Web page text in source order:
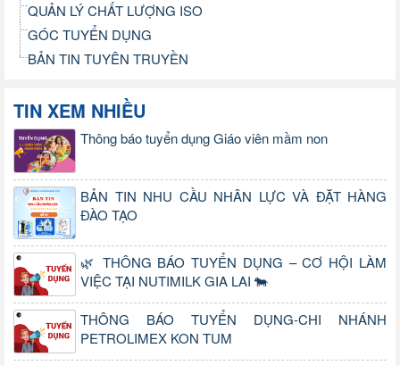
QUẢN LÝ CHẤT LƯỢNG ISO
GÓC TUYỂN DỤNG
BẢN TIN TUYÊN TRUYỀN
TIN XEM NHIỀU
Thông báo tuyển dụng Giáo viên mầm non
BẢN TIN NHU CẦU NHÂN LỰC VÀ ĐẶT HÀNG
ĐÀO TẠO
🌿 THÔNG BÁO TUYỂN DỤNG – CƠ HỘI LÀM
VIỆC TẠI NUTIMILK GIA LAI 🐄
THÔNG BÁO TUYỂN DỤNG-CHI NHÁNH
PETROLIMEX KON TUM